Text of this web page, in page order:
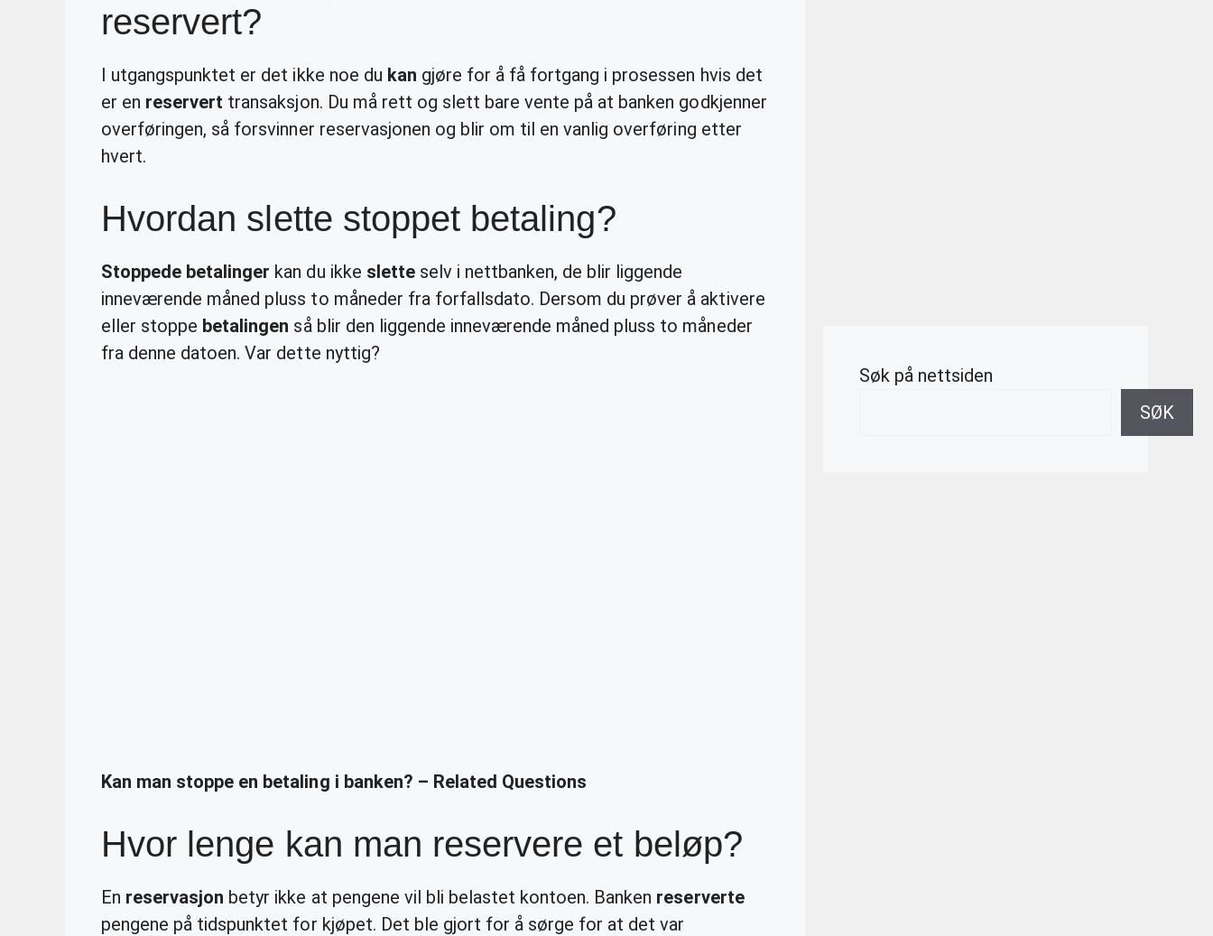
reservert?
I utgangspunktet er det ikke noe du kan gjøre for å få fortgang i prosessen hvis det
er en reservert transaksjon. Du må rett og slett bare vente på at banken godkjenner
overføringen, så forsvinner reservasjonen og blir om til en vanlig overføring etter
hvert.
Hvordan slette stoppet betaling?
Stoppede betalinger kan du ikke sletteselv i nettbanken, de blir liggende
inneværende måned pluss to måneder fra forfallsdato. Dersom du prøver å aktivere
eller stoppe betalingen så blir den liggende inneværende måned pluss to måneder
fra denne datoen. Var dette nyttig?
Kan man stoppe en betaling i banken? – Related Questions
Hvor lenge kan man reservere et beløp?
En reservasjon betyr ikke at pengene vil bli belastet kontoen. Banken reserverte
pengene på tidspunktet for kjøpet. Det ble gjort for å sørge for at det var
Søk på nettsiden
SØK